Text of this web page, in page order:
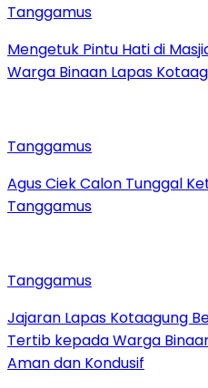
Tanggamus
Mengetuk Pintu Hati di
Warga Binaan Lapas
Tanggamus
Agus Ciek Calon Tunggal
Tanggamus
Tanggamus
Jajaran Lapas Kotaagung
Tertib kepada Warga
Aman dan Kondusif